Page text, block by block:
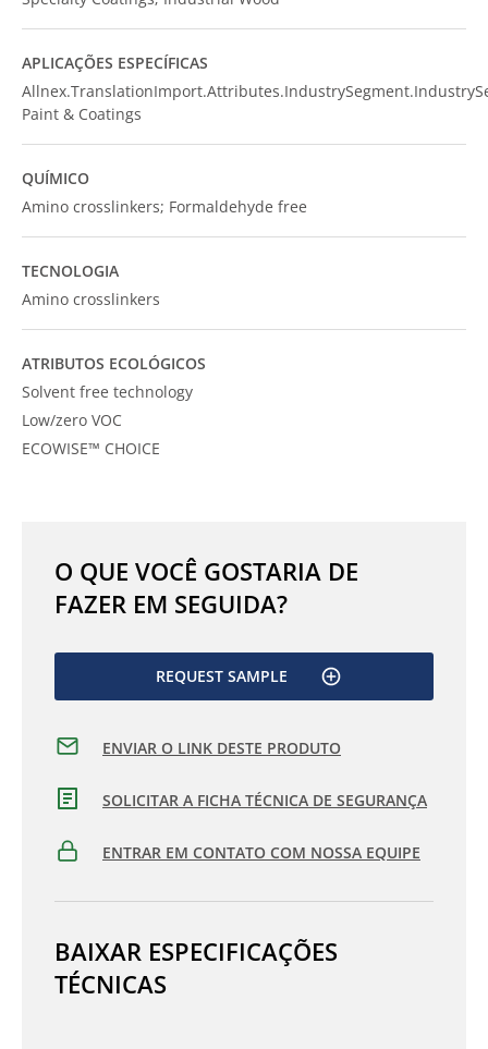
APLICAÇÕES ESPECÍFICAS
Paint & Coatings
QUÍMICO
Amino crosslinkers; Formaldehyde free
TECNOLOGIA
Amino crosslinkers
ATRIBUTOS ECOLÓGICOS
Solvent free technology
Low/zero VOC
ECOWISE™ CHOICE
O QUE VOCÊ GOSTARIA DE
FAZER EM SEGUIDA?
REQUEST SAMPLE
ENVIAR O LINK DESTE PRODUTO
SOLICITAR A FICHA TÉCNICA DE SEGURANÇA
ENTRAR EM CONTATO COM NOSSA EQUIPE
BAIXAR ESPECIFICAÇÕES
TÉCNICAS